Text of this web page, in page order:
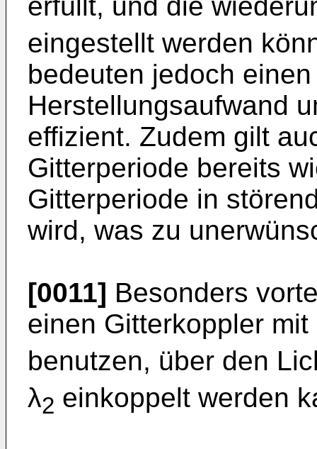
erfüllt, und die
eingestellt werden
bedeuten jedoch
Herstellungsaufwand
effizient. Zudem gilt
Gitterperiode bereits
Gitterperiode in
wird, was zu
[0011] Besonders
einen Gitterkoppler
benutzen, über den
λ2 einkoppelt werden